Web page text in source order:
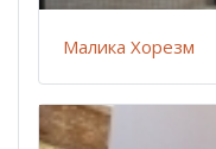
Малика Хорезм